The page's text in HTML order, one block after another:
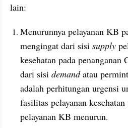
lain:
Menurunnya pelayanan KB
mengingat dari sisi supply
kesehatan pada
dari sisi demand atau
adalah perhitungan urgensi
fasilitas pelayanan
pelayanan KB menurun.